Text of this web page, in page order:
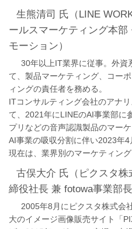
生熊清司 氏（LINE
ールスマーケティング本部
モーション）
30年以上IT業界に従事。外資
て、製品マーケティング、コー
ィングの責任者を務める。
ITコンサルティング会社のアナ
て、2021年にLINEのAI事業部に
プリなどの音声認識製品のマー
AI事業の吸収分割に伴い2023年
現在は、業界別のマーケティン
古俣大介 氏（ピクスタ株
締役社長 兼 fotowa事業部
2005年8月にピクスタ株式会社
大のイメージ画像販売サイト「